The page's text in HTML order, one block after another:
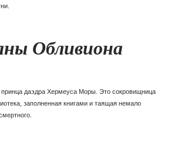
Обливиона
принца даэдра Хермеуса Моры. Это сокровищница
заполненная книгами и таящая немало